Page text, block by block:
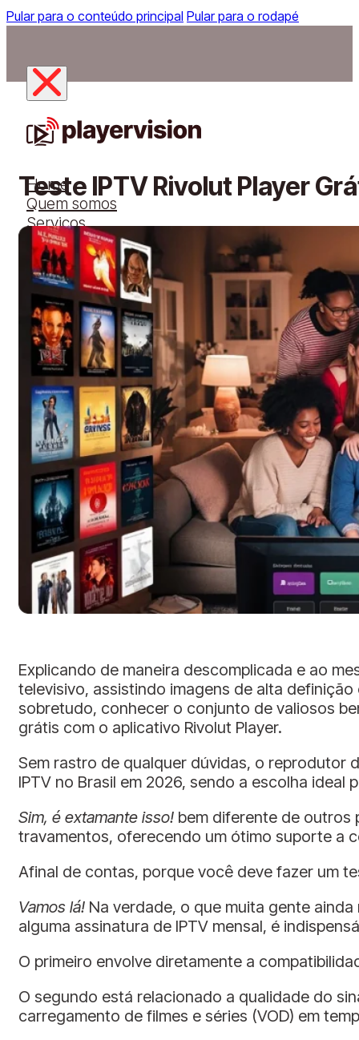
Pular para o conteúdo principal Pular para o rodapé
Home
Quem somos
Serviços
Aplicativo
Dispositivos
Planos
Solicitar teste grátis
Teste IPTV Rivolut Player
Explicando de maneira descomplicada e ao
televisivo, assistindo imagens de alta
sobretudo, conhecer o conjunto de valiosos
grátis com o aplicativo Rivolut Player.
Sem rastro de qualquer dúvidas, o reprodutor
IPTV no Brasil em 2026, sendo a escolha ideal
Sim, é extamante isso! bem diferente de outros
travamentos, oferecendo um ótimo suporte a
Afinal de contas, porque você deve fazer um
Vamos lá! Na verdade, o que muita gente
alguma assinatura de IPTV mensal, é
O primeiro envolve diretamente a
O segundo está relacionado a qualidade do
carregamento de filmes e séries (VOD) em